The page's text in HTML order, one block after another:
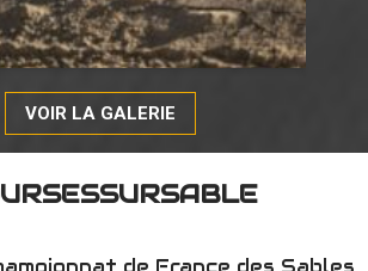
VOIR LA GALERIE